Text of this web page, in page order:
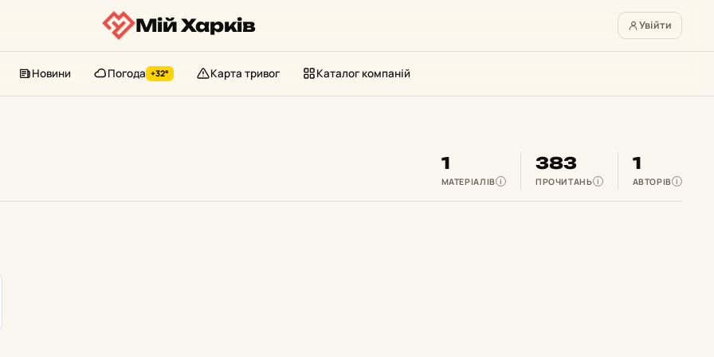
Мій Харків Увійти
Новини Погода +32° Карта тривог Каталог компаній
1
МАТЕРІАЛІВ i
383
ПРОЧИТАНЬ i
1
АВТОРІВ i